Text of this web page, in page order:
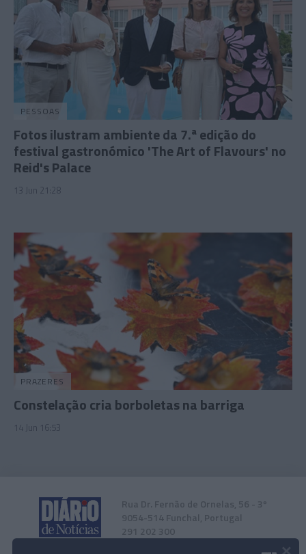
PESSOAS
Fotos ilustram ambiente da 7.ª edição do
festival gastronómico 'The Art of Flavours' no
Reid's Palace
13 Jun 21:28
PRAZERES
Constelação cria borboletas na barriga
14 Jun 16:53
Rua Dr. Fernão de Ornelas, 56 - 3º
9054-514 Funchal, Portugal
291 202 300